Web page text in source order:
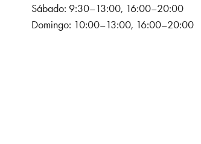
Sábado: 9:30–13:00, 16:00–20:00
Domingo: 10:00–13:00, 16:00–20:00